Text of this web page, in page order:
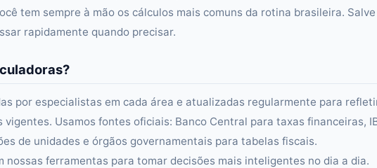
tem sempre à mão os cálculos mais comuns da rotina brasileira.
rapidamente quando precisar.
por especialistas em cada área e atualizadas regularmente para
Usamos fontes oficiais: Banco Central para taxas financeiras,
de unidades e órgãos governamentais para tabelas fiscais.
nossas ferramentas para tomar decisões mais inteligentes no dia a dia.